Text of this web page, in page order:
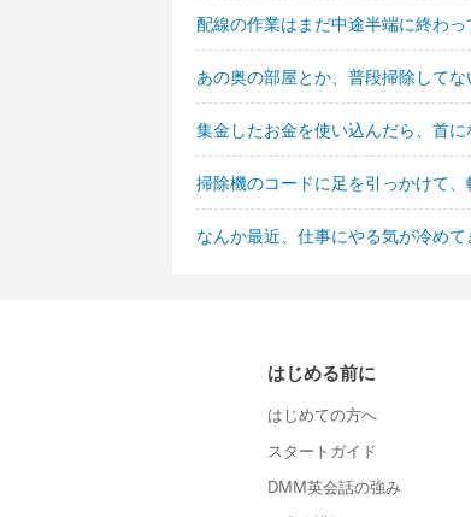
配線の作業はまだ中途半端に終わ
あの奥の部屋とか、普段掃除して
集金したお金を使い込んだら、首
掃除機のコードに足を引っかけて
なんか最近、仕事にやる気が冷め
はじめる前に
はじめての方へ
スタートガイド
DMM英会話の強み